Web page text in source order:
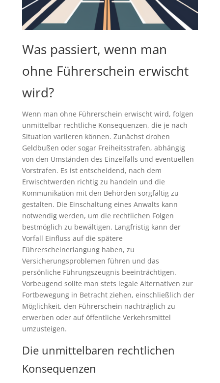
Was passiert, wenn man
ohne Führerschein erwischt
wird?
Wenn man ohne Führerschein erwischt wird, folgen
unmittelbar rechtliche Konsequenzen, die je nach
Situation variieren können. Zunächst drohen
Geldbußen oder sogar Freiheitsstrafen, abhängig
von den Umständen des Einzelfalls und eventuellen
Vorstrafen. Es ist entscheidend, nach dem
Erwischtwerden richtig zu handeln und die
Kommunikation mit den Behörden sorgfältig zu
gestalten. Die Einschaltung eines Anwalts kann
notwendig werden, um die rechtlichen Folgen
bestmöglich zu bewältigen. Langfristig kann der
Vorfall Einfluss auf die spätere
Führerscheinerlangung haben, zu
Versicherungsproblemen führen und das
persönliche Führungszeugnis beeinträchtigen.
Vorbeugend sollte man stets legale Alternativen zur
Fortbewegung in Betracht ziehen, einschließlich der
Möglichkeit, den Führerschein nachträglich zu
erwerben oder auf öffentliche Verkehrsmittel
umzusteigen.
Die unmittelbaren rechtlichen
Konsequenzen